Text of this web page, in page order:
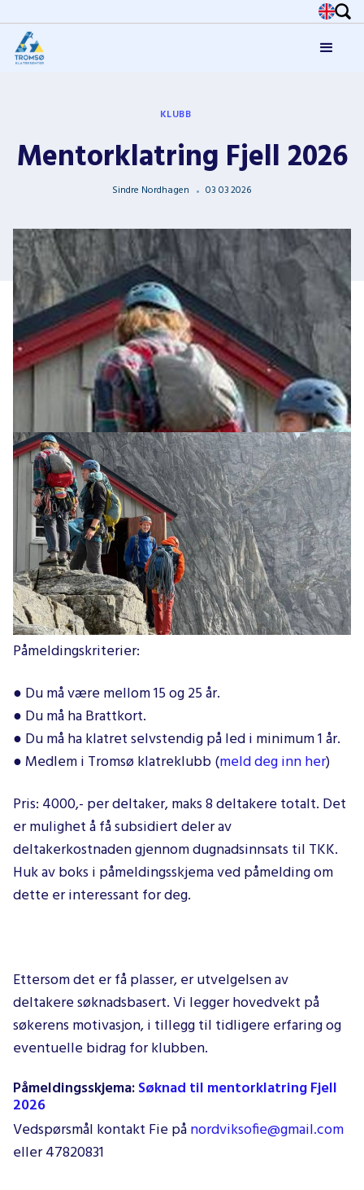
KLUBB
Mentorklatring Fjell 2026
Sindre Nordhagen 03 032026
Tromsø klatreklubbs mentorordning er for deg som
ønsker å lære mer om klatring på egne sikringer. Over
10 samlinger får du mulighet til å utvikle deg som
fjellklatrer under opplæring av erfarne instruktører.
Prosjektet er støttet av Norges Klatreforbund og
Tromsø klatreklubb.
Påmeldingskriterier:
● Du må være mellom 15 og 25 år.
● Du må ha Brattkort.
● Du må ha klatret selvstendig på led i minimum 1 år.
● Medlem i Tromsø klatreklubb (meld deg inn her)
Pris: 4000,- per deltaker, maks 8 deltakere totalt. Det
er mulighet å få subsidiert deler av
deltakerkostnaden gjennom dugnadsinnsats til TKK.
Huk av boks i påmeldingsskjema ved påmelding om
dette er interessant for deg.
Ettersom det er få plasser, er utvelgelsen av
deltakere søknadsbasert. Vi legger hovedvekt på
søkerens motivasjon, i tillegg til tidligere erfaring og
eventuelle bidrag for klubben.
Påmeldingsskjema:Søknad til mentorklatring Fjell
2026
Vedspørsmål kontakt Fie pånordviksofie@gmail.com
eller 47820831